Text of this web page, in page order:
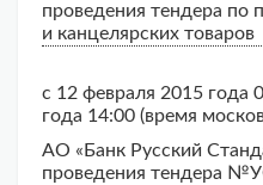
проведения тендера по
и канцелярских товаров
с 12 февраля 2015 года
года 14:00 (время
АО «Банк Русский
проведения тендера